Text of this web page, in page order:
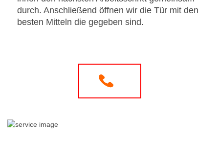
durch. Anschließend öffnen wir die Tür mit den
besten Mitteln die gegeben sind.